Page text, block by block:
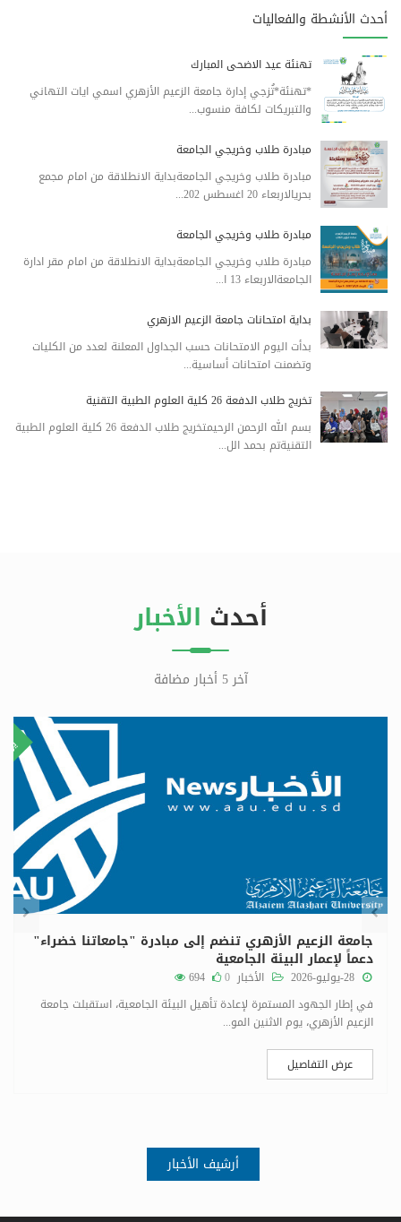
أحدث الأنشطة والفعاليات
تهنئة عيد الاضحى المبارك
*تهنئة*تُزجي إدارة جامعة الزعيم الأزهري اسمي ايات التهاني
والتبريكات لكافة منسوب...
مبادرة طلاب وخريجي الجامعة
مبادرة طلاب وخريجي الجامعةبداية الانطلاقة من امام مجمع
بحريالاربعاء 20 اغسطس 202...
مبادرة طلاب وخريجي الجامعة
مبادرة طلاب وخريجي الجامعةبداية الانطلاقة من امام مقر ادارة
الجامعةالاربعاء 13 ا...
بداية امتحانات جامعة الزعيم الازهري
بدأت اليوم الامتحانات حسب الجداول المعلنة لعدد من الكليات
وتضمنت امتحانات أساسية...
تخريج طلاب الدفعة 26 كلية العلوم الطبية التقنية
بسم الله الرحمن الرحيمتخريج طلاب الدفعة 26 كلية العلوم الطبية
التقنيةتم بحمد الل...
أحدث الأخبار
آخر 5 أخبار مضافة
جامعة الزعيم الأزهري تنضم إلى مبادرة "جامعاتنا خضراء"
دعماً لإعمار البيئة الجامعية
الأخبار 0
694
في إطار الجهود المستمرة لإعادة تأهيل البيئة الجامعية، استقبلت جامعة
الزعيم الأزهري، يوم الاثنين المو...
عرض التفاصيل
أرشيف الأخبار